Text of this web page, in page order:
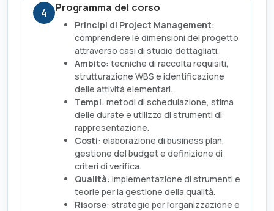
4 Programma del corso
Principi di Project Management:
comprendere le dimensioni del progetto
attraverso casi di studio dettagliati.
Ambito: tecniche di raccolta requisiti,
strutturazione WBS e identificazione
delle attività elementari.
Tempi: metodi di schedulazione, stima
delle durate e utilizzo di strumenti di
rappresentazione.
Costi: elaborazione di business plan,
gestione del budget e definizione di
criteri di verifica.
Qualità: implementazione di strumenti e
teorie per la gestione della qualità.
Risorse: strategie per l'organizzazione e